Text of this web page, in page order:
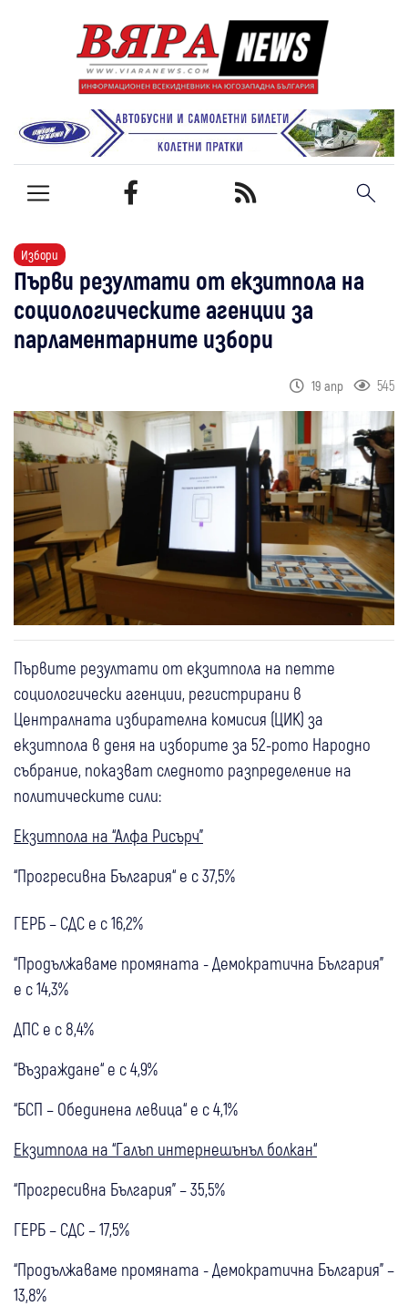
Избори
Първи резултати от екзитпола на
социологическите агенции за
парламентарните избори
19 апр 545
Първите резултати от екзитпола на петте
социологически агенции, регистрирани в
Централната избирателна комисия (ЦИК) за
екзитпола в деня на изборите за 52-рото Народно
събрание, показват следното разпределение на
политическите сили:
Екзитпола на “Алфа Рисърч”
“Прогресивна България“ е с 37,5%
ГЕРБ – СДС е с 16,2%
“Продължаваме промяната - Демократична България”
е с 14,3%
ДПС е с 8,4%
“Възраждане“ е с 4,9%
“БСП – Обединена левица“ е с 4,1%
Екзитпола на “Галъп интернешънъл болкан“
“Прогресивна България” – 35,5%
ГЕРБ – СДС – 17,5%
“Продължаваме промяната - Демократична България” –
13,8%